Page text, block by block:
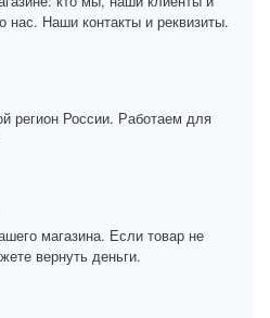
нас. Наши контакты и реквизиты.
регион России. Работаем для
магазина. Если товар не
вернуть деньги.